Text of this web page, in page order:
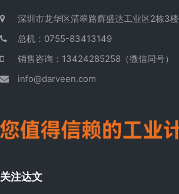
深圳市龙华区清翠路辉盛达工业区2栋3楼
总机：0755-83413149
销售咨询：13424285258（微信同号）
info@darveen.com
关注达文